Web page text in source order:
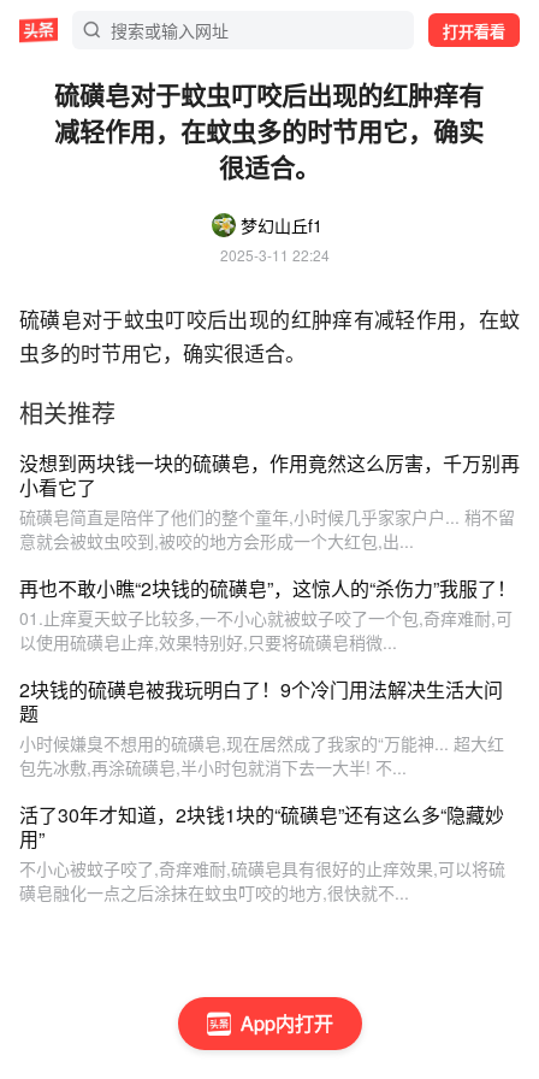
打开看看
App内打开
硫磺皂对于蚊虫叮咬后出现的红肿痒有
减轻作用，在蚊虫多的时节用它，确实
很适合。
梦幻山丘f1
2025-3-11 22:24
硫磺皂对于蚊虫叮咬后出现的红肿痒有减轻作用，在蚊
虫多的时节用它，确实很适合。
相关推荐
没想到两块钱一块的硫磺皂，作用竟然这么厉害，千万别再
小看它了
硫磺皂简直是陪伴了他们的整个童年,小时候几乎家家户户... 稍不留
意就会被蚊虫咬到,被咬的地方会形成一个大红包,出...
再也不敢小瞧“2块钱的硫磺皂”，这惊人的“杀伤力”我服了！
01.止痒夏天蚊子比较多,一不小心就被蚊子咬了一个包,奇痒难耐,可
以使用硫磺皂止痒,效果特别好,只要将硫磺皂稍微...
2块钱的硫磺皂被我玩明白了！9个冷门用法解决生活大问
题
小时候嫌臭不想用的硫磺皂,现在居然成了我家的“万能神... 超大红
包先冰敷,再涂硫磺皂,半小时包就消下去一大半! 不...
活了30年才知道，2块钱1块的“硫磺皂”还有这么多“隐藏妙
用”
不小心被蚊子咬了,奇痒难耐,硫磺皂具有很好的止痒效果,可以将硫
磺皂融化一点之后涂抹在蚊虫叮咬的地方,很快就不...